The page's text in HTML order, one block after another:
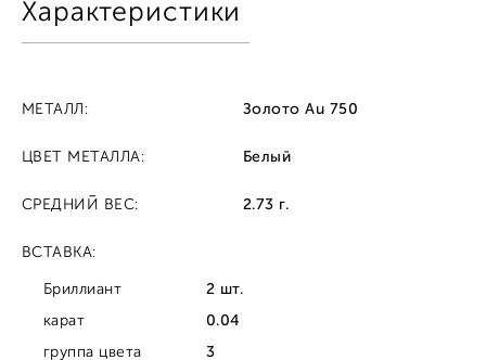
Характеристики
МЕТАЛЛ: Золото Au 750
ЦВЕТ МЕТАЛЛА: Белый
СРЕДНИЙ ВЕС: 2.73 г.
ВСТАВКА:
Бриллиант
2 шт.
карат
0.04
группа цвета
3